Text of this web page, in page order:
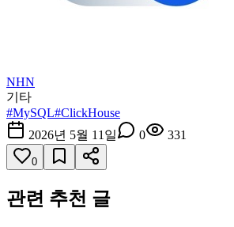
NHN
기타
#MySQL#ClickHouse
2026년 5월 11일
0 331
0
관련 추천 글